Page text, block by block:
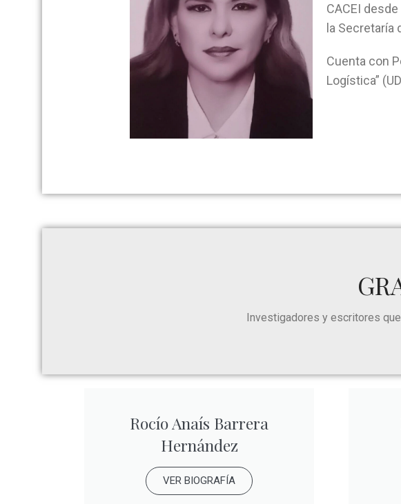
CACEI
la Secretaría
Cuenta con
Logística”
Investigadores y escritores
Rocío Anaís Barrera
Hernández
VER BIOGRAFÍA